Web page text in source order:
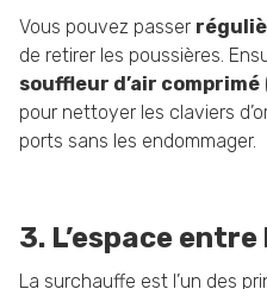
Vous pouvez passer
de retirer les poussières.
souffleur d’air comprimé
pour nettoyer les claviers
ports sans les endommager.
3. L’espace entre
La surchauffe est l’un des